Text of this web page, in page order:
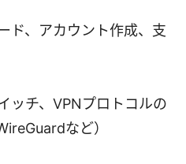
ド、アカウント作成、支
ッチ、VPNプロトコルの
など）